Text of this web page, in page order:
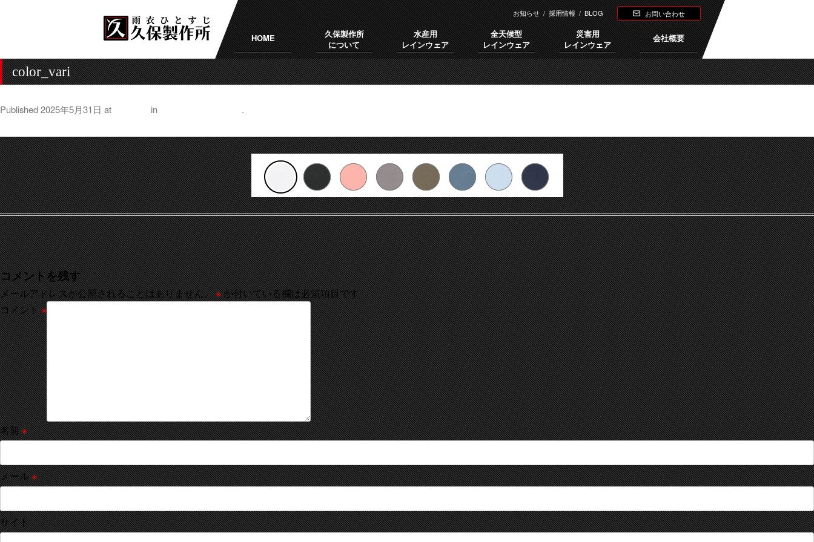
お知らせ/採用情報/BLOG お問い合わせ
HOME
久保製作所
について
水産用
レインウェア
全天候型
レインウェア
災害用
レインウェア
会社概要
color_vari
Published2025年5月31日 at in .
コメントを残す
メールアドレスが公開されることはありません。※が付いている欄は必須項目です
コメント※
名前※
メール※
サイト